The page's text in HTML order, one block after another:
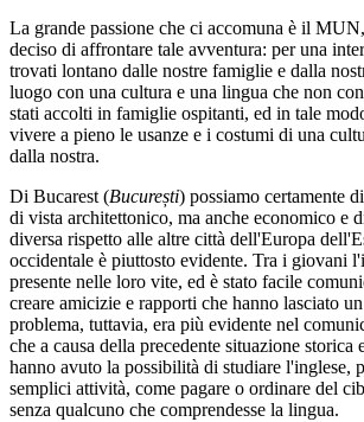
La grande passione che ci accomuna è il
deciso di affrontare tale avventura: per una
trovati lontano dalle nostre famiglie e dalla
luogo con una cultura e una lingua che non
stati accolti in famiglie ospitanti, ed in tale
vivere a pieno le usanze e i costumi di una
dalla nostra.
Di Bucarest (București) possiamo certamente
di vista architettonico, ma anche economico e
diversa rispetto alle altre città dell'Europa
occidentale è piuttosto evidente. Tra i giovani
presente nelle loro vite, ed è stato facile
creare amicizie e rapporti che hanno lasciato
problema, tuttavia, era più evidente nel
che a causa della precedente situazione storica
hanno avuto la possibilità di studiare l'inglese,
semplici attività, come pagare o ordinare del
senza qualcuno che comprendesse la lingua.